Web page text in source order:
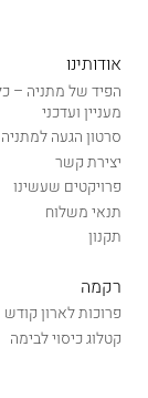
אודותינו
הפיד של מתניה –
מעניין ועדכני
סרטון הגעה למתניה
יצירת קשר
פרויקטים שעשינו
תנאי משלוח
תקנון
רקמה
פרוכות לארון קודש
קטלוג כיסוי לבימה